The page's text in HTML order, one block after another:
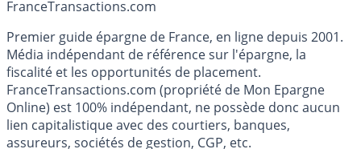
FranceTransactions.com
Premier guide épargne de France, en ligne depuis 2001.
Média indépendant de référence sur l'épargne, la
fiscalité et les opportunités de placement.
FranceTransactions.com (propriété de Mon Epargne
Online) est 100% indépendant, ne possède donc aucun